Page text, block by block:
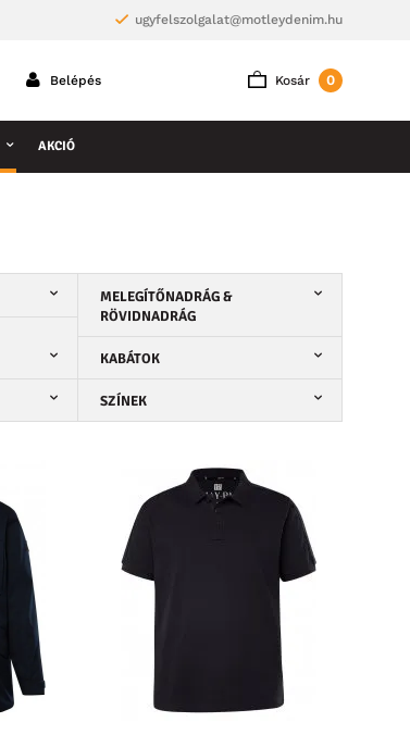
ugyfelszolgalat@motleydenim.hu
Kosár 0
Belépés
AKCIÓ
MELEGÍTŐNADRÁG &
RÖVIDNADRÁG
KABÁTOK
SZÍNEK